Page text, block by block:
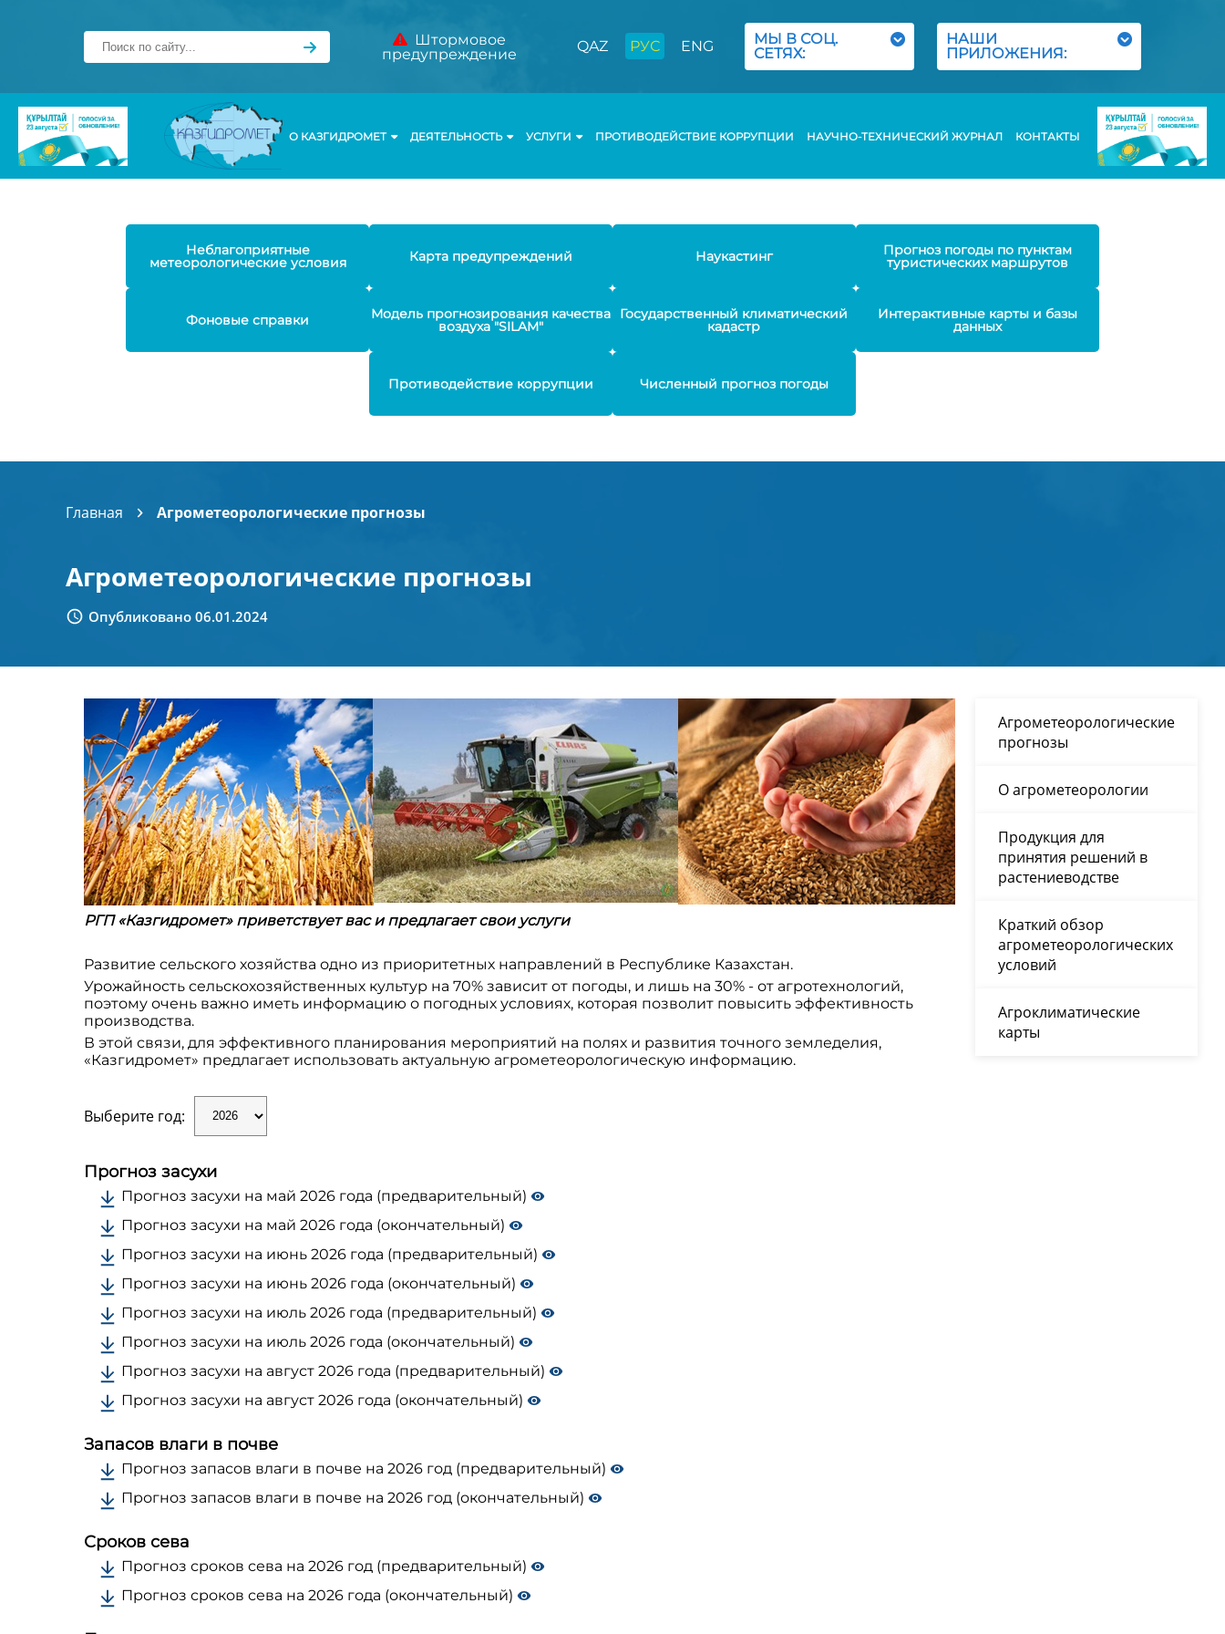
Штормовое
предупреждение
QAZ РУС ENG
МЫ В СОЦ.
СЕТЯХ:
НАШИ
ПРИЛОЖЕНИЯ:
О КАЗГИДРОМЕТ ДЕЯТЕЛЬНОСТЬ УСЛУГИ ПРОТИВОДЕЙСТВИЕ КОРРУПЦИИ НАУЧНО-ТЕХНИЧЕСКИЙ ЖУРНАЛ КОНТАКТЫ
Неблагоприятные
метеорологические условия Карта предупреждений Наукастинг Прогноз погоды по пунктам
туристических маршрутов
Фоновые справки Модель прогнозирования качества
воздуха "SILAM"
Государственный климатический
кадастр
Интерактивные карты и базы
данных
Противодействие коррупции Численный прогноз погоды
Главная Агрометеорологические прогнозы
Агрометеорологические прогнозы
Опубликовано 06.01.2024
РГП «Казгидромет» приветствует вас и предлагает свои услуги
Развитие сельского хозяйства одно из приоритетных направлений в Республике Казахстан.
Урожайность сельскохозяйственных культур на 70% зависит от погоды, и лишь на 30% - от агротехнологий,
поэтому очень важно иметь информацию о погодных условиях, которая позволит повысить эффективность
производства.
В этой связи, для эффективного планирования мероприятий на полях и развития точного земледелия,
«Казгидромет» предлагает использовать актуальную агрометеорологическую информацию.
Выберите год:
Прогноз засухи
Прогноз засухи на май 2026 года (предварительный)
Прогноз засухи на май 2026 года (окончательный)
Прогноз засухи на июнь 2026 года (предварительный)
Прогноз засухи на июнь 2026 года (окончательный)
Прогноз засухи на июль 2026 года (предварительный)
Прогноз засухи на июль 2026 года (окончательный)
Прогноз засухи на август 2026 года (предварительный)
Прогноз засухи на август 2026 года (окончательный)
Запасов влаги в почве
Прогноз запасов влаги в почве на 2026 год (предварительный)
Прогноз запасов влаги в почве на 2026 год (окончательный)
Сроков сева
Прогноз сроков сева на 2026 год (предварительный)
Прогноз сроков сева на 2026 года (окончательный)
Агрометеорологические
прогнозы
О агрометеорологии
Продукция для
принятия решений в
растениеводстве
Краткий обзор
агрометеорологических
условий
Агроклиматические
карты